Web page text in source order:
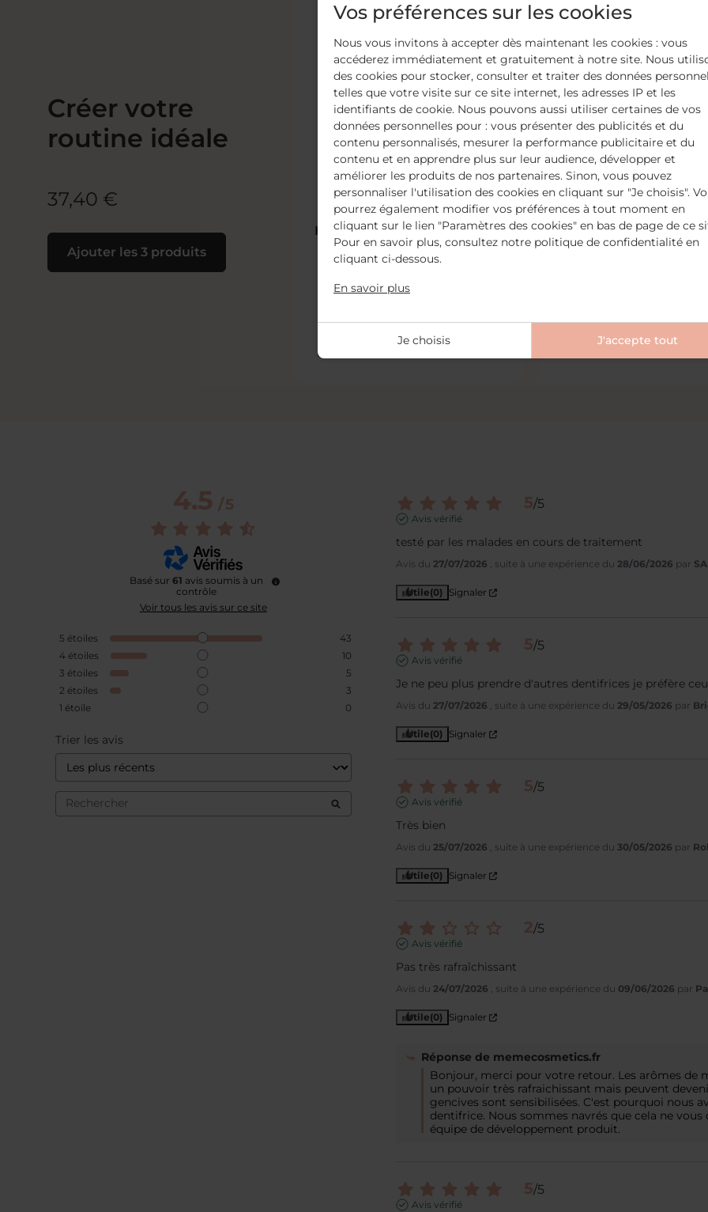
Créer votre
routine idéale
37,40 €
Ajouter les 3 produits
Huile lavante visage et corps
Nettoie / Hydrate / Apaise
Ajouter au panier 18,50 €
Déodorant
Régule la transpiration /
Ajouter au panier
4.5/5
Basé sur 61 avis soumis à un
contrôle
Voir tous les avis sur ce site
5 étoiles
43
4 étoiles
10
3 étoiles
5
2 étoiles
3
1 étoile 0
Trier les avis
5/5
Avis vérifié
testé par les malades en cours de traitement
Avis du 27/07/2026 , suite à une expérience du 28/06/2026 par
Utile(0) Signaler
5/5
Avis vérifié
Je ne peu plus prendre d'autres dentifrices je préfère
Avis du 27/07/2026 , suite à une expérience du 29/05/2026 par
Utile(0) Signaler
5/5
Avis vérifié
Très bien
Avis du 25/07/2026 , suite à une expérience du 30/05/2026 par
Utile(0) Signaler
2/5
Avis vérifié
Pas très rafraîchissant
Avis du 24/07/2026 , suite à une expérience du 09/06/2026 par
Utile(0) Signaler
Réponse de memecosmetics.fr
Bonjour, merci pour votre retour. Les arômes de
un pouvoir très rafraichissant mais peuvent
gencives sont sensibilisées. C'est pourquoi nous
dentifrice. Nous sommes navrés que cela ne
équipe de développement produit.
5/5
Avis vérifié
Vos préférences sur les cookies
Nous vous invitons à accepter dès maintenant les cookies : vous
accéderez immédiatement et gratuitement à notre site. Nous
des cookies pour stocker, consulter et traiter des données
telles que votre visite sur ce site internet, les adresses IP et les
identifiants de cookie. Nous pouvons aussi utiliser certaines de vos
données personnelles pour : vous présenter des publicités et du
contenu personnalisés, mesurer la performance publicitaire et du
contenu et en apprendre plus sur leur audience, développer et
améliorer les produits de nos partenaires. Sinon, vous pouvez
personnaliser l'utilisation des cookies en cliquant sur "Je choisis".
pourrez également modifier vos préférences à tout moment en
cliquant sur le lien "Paramètres des cookies" en bas de page de ce
Pour en savoir plus, consultez notre politique de confidentialité en
cliquant ci-dessous.
En savoir plus
Je choisis J'accepte tout